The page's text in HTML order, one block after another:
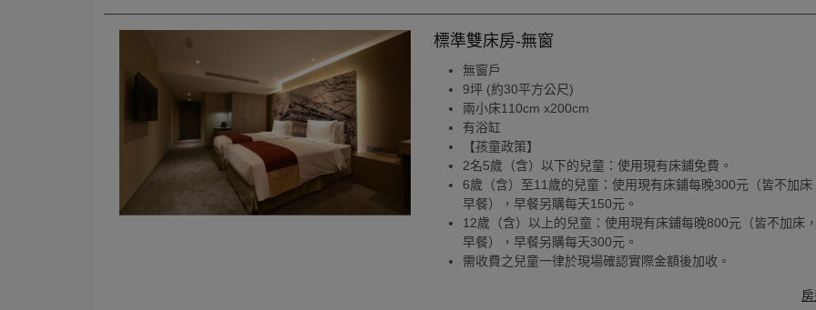
標準雙床房-無窗
無窗戶
9坪 (約30平方公尺)
兩小床110cm x200cm
有浴缸
【孩童政策】
2名5歲（含）以下的兒童：使用現有床鋪免費。
6歲（含）至11歲的兒童：使用現有床鋪每晚300元（皆不加床
早餐），早餐另購每天150元。
12歲（含）以上的兒童：使用現有床鋪每晚800元（皆不加床
早餐），早餐另購每天300元。
需收費之兒童一律於現場確認實際金額後加收。